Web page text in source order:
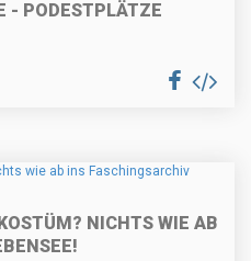
- PODESTPLÄTZE
NICHTS WIE AB